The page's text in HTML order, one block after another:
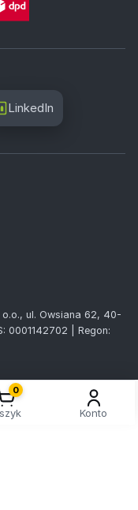
LinkedIn
ul. Owsiana 62, 40-
0001142702 | Regon:
0
Konto